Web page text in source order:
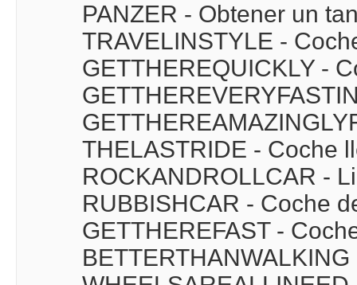
PANZER - Obtener un
TRAVELINSTYLE -
GETTHEREQUICKLY -
THELASTRIDE - Coche
ROCKANDROLLCAR -
RUBBISHCAR - Coche
GETTHEREFAST -